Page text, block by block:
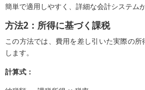
簡単で適用しやすく、詳細な会計システム
方法2：所得に基づく課税
この方法では、費用を差し引いた実際の
します。
計算式：